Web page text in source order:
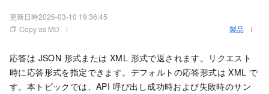
更新日時2026-03-10 19:36:45
Copy as MD
製品
応答は JSON 形式または XML 形式で返されます。リクエスト
時に応答形式を指定できます。デフォルトの応答形式は XML で
す。本トピックでは、API 呼び出し成功時および失敗時のサン